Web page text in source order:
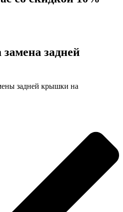
замена задней
задней крышки на